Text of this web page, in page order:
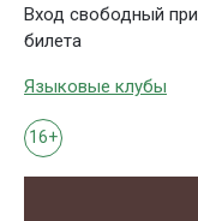
Вход свободный при
билета
Языковые клубы
16+